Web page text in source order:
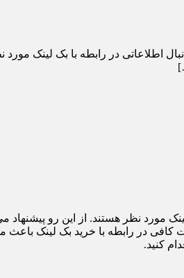
اطلاعاتی در رابطه با بک لینک
مورد نظر هستند. از این رو
کافی در رابطه با خرید بک لینک
کنید.